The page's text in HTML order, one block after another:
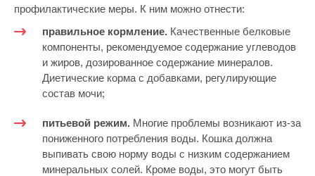
профилактические меры. К ним можно отнести:
правильное кормление. Качественные белковые
компоненты, рекомендуемое содержание углеводов
и жиров, дозированное содержание минералов.
Диетические корма с добавками, регулирующие
состав мочи;
питьевой режим. Многие проблемы возникают из-за
пониженного потребления воды. Кошка должна
выпивать свою норму воды с низким содержанием
минеральных солей. Кроме воды, это могут быть